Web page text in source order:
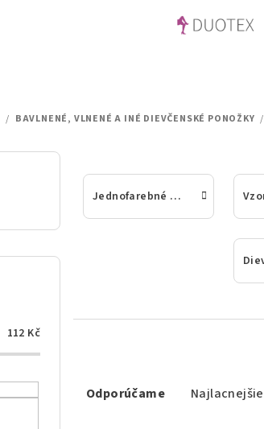
/ BAVLNENÉ, VLNENÉ A INÉ DIEVČENSKÉ PONOŽKY /
112 Kč
Jednofarebné bavlnené dievčenské ponožky
aOdporúčame Najlacnejšie